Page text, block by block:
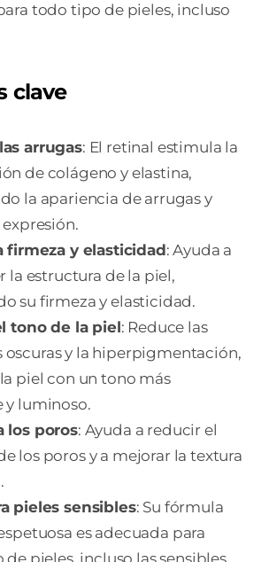
todo tipo de pieles, incluso
clave
arrugas: El retinal estimula la
de colágeno y elastina,
la apariencia de arrugas y
firmeza y elasticidad: Ayuda a
la estructura de la piel,
su firmeza y elasticidad.
tono de la piel: Reduce las
oscuras y la hiperpigmentación,
piel con un tono más
y luminoso.
los poros: Ayuda a reducir el
los poros y a mejorar la textura
pieles sensibles: Su fórmula
es adecuada para
pieles, incluso las sensibles.